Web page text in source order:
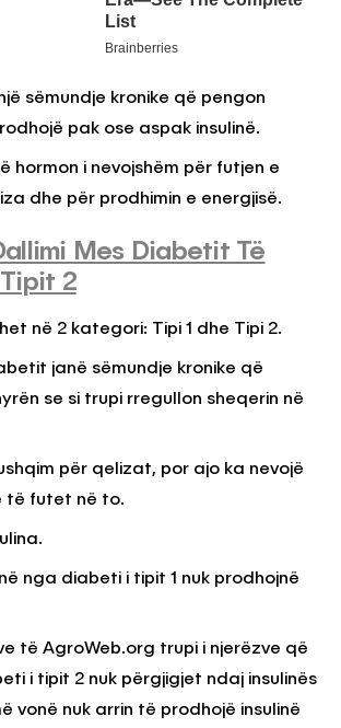
sëmundje kronike që pengon
pak ose aspak insulinë.
hormon i nevojshëm për futjen e
dhe për prodhimin e energjisë.
Mes Diabetit Të
2
në 2 kategori: Tipi 1 dhe Tipi 2.
janë sëmundje kronike që
se si trupi rregullon sheqerin në
për qelizat, por ajo ka nevojë
të futet në to.
nga diabeti i tipit 1 nuk prodhojnë
të AgroWeb.org trupi i njerëzve që
i tipit 2 nuk përgjigjet ndaj insulinës
vonë nuk arrin të prodhojë insulinë